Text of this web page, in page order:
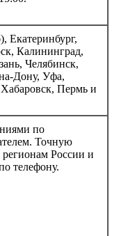
Екатеринбург,
Калининград,
Челябинск,
Дону, Уфа,
Пермь и
по
Точную
регионам России и
телефону.